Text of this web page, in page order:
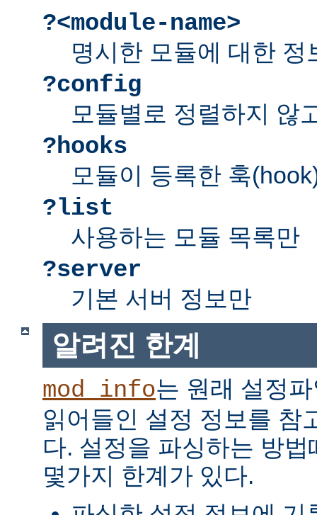
?<module-name>
명시한 모듈에 대한 정
?config
모듈별로 정렬하지 않
?hooks
모듈이 등록한 훅
?list
사용하는 모듈 목록만
?server
기본 서버 정보만
알려진 한계
mod_info는 원래 설정
읽어들인 설정 정보를 참
다. 설정을 파싱하는 방
몇가지 한계가 있다.